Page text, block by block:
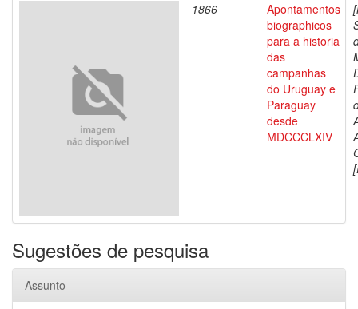
1866
Apontamentos
biographicos
para a historia
das
campanhas
do Uruguay e
Paraguay
desde
MDCCCLXIV
Sugestões de pesquisa
Assunto